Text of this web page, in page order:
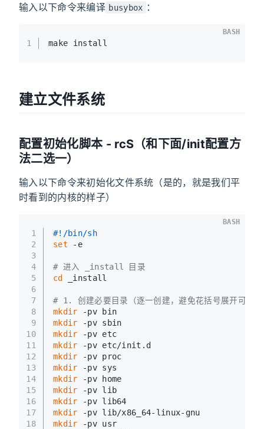
输入以下命令来编译 busybox ：
1 make install
BASH
建立文件系统
配置初始化脚本 - rcS（和下面/init配置方
法二选一）
输入以下命令来初始化文件系统（是的，就是我们平
时看到的内核的样子）
1
2
3
4
5
6
7
8
9
10
11
12
13
14
15
16
17
18
#!/bin/sh
set -e
# 进入 _install 目录
cd
_install
# 1. 创建必要目录（逐一创建，避免花括号展开可能
mkdir -pv bin
mkdir -pv sbin
mkdir -pv etc
mkdir -pv etc/init.d
mkdir -pv proc
mkdir -pv sys
mkdir -pv home
mkdir -pv lib
mkdir -pv lib64
mkdir -pv lib/x86_64-linux-gnu
mkdir -pv usr
BASH